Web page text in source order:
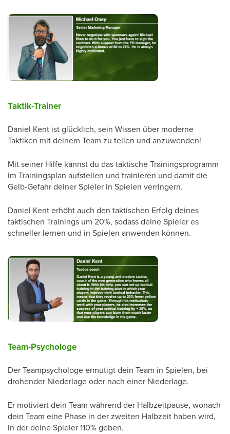
Taktik-Trainer
Daniel Kent ist glücklich, sein Wissen über moderne
Taktiken mit deinem Team zu teilen und anzuwenden!
Mit seiner Hilfe kannst du das taktische Trainingsprogramm
im Trainingsplan aufstellen und trainieren und damit die
Gelb-Gefahr deiner Spieler in Spielen verringern.
Daniel Kent erhöht auch den taktischen Erfolg deines
taktischen Trainings um 20%, sodass deine Spieler es
schneller lernen und in Spielen anwenden können.
Team-Psychologe
Der Teampsychologe ermutigt dein Team in Spielen, bei
drohender Niederlage oder nach einer Niederlage.
Er motiviert dein Team während der Halbzeitpause, wonach
dein Team eine Phase in der zweiten Halbzeit haben wird,
in der deine Spieler 110% geben.